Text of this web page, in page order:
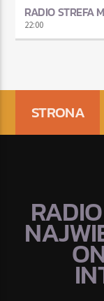
RADIO STREFA
22:00
STRONA